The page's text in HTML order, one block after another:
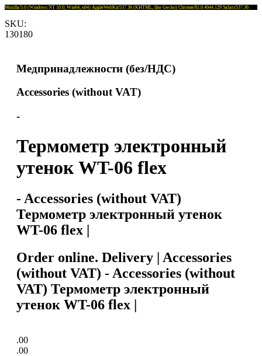
Mozilla/5.0 (Windows NT 10.0; Win64; x64) AppleWebKit/537.36 (KHTML, like Gecko) Chrome/81.0.4044.129 Safari/537.36
SKU:
130180
Медпринадлежности (без/НДС)
Accessories (without VAT)
-
Термометр электронный
утенок WT-06 flex
- Accessories (without VAT)
Термометр электронный утенок
WT-06 flex |
Order online. Delivery | Accessories
(without VAT) - Accessories (without
VAT) Термометр электронный
утенок WT-06 flex |
.00
.00